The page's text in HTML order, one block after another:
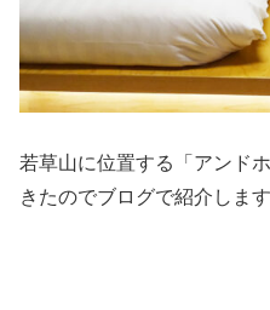
若草山に位置する「アンド
きたのでブログで紹介します